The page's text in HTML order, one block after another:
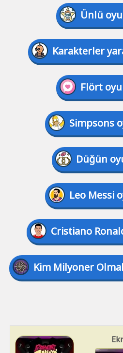
Ünlü
Karakterler
Flört
Simpsons
Düğün
Leo Messi
Cristiano
Kim Milyoner